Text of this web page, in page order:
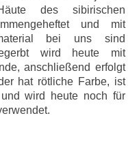
des sibirischen
und mit
bei uns sind
wird heute mit
anschließend erfolgt
hat rötliche Farbe, ist
wird heute noch für